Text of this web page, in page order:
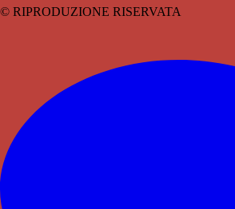
© RIPRODUZIONE RISERVATA